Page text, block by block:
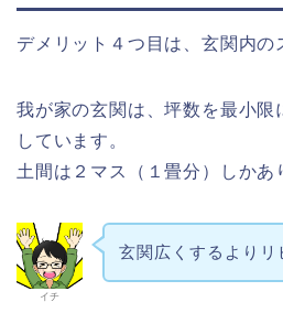
デメリット４つ目は、玄関内の
我が家の玄関は、坪数を最小限
しています。
土間は２マス（１畳分）しかあ
イチ
玄関広くするよりリ